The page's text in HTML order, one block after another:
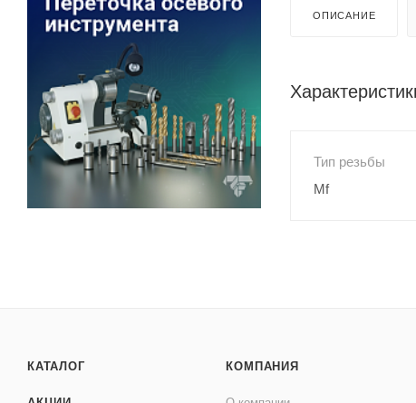
ОПИСАНИЕ
Тип резьбы
Mf
КАТАЛОГ КОМПАНИЯ